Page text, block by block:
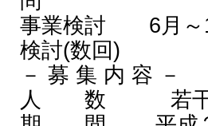
事業検討 6月～
検討(数回)
－ 募 集 内 容 －
人 数 若干